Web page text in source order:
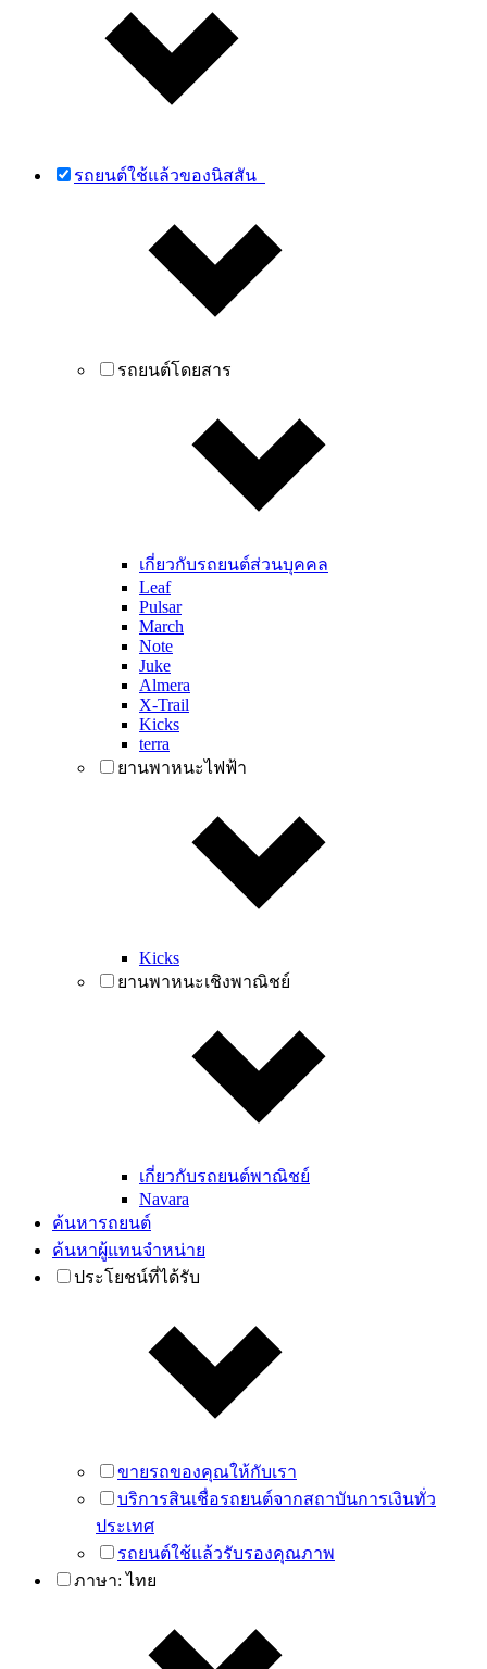
รถยนต์ใช้แล้วของนิสสัน
รถยนต์โดยสาร
เกี่ยวกับรถยนต์ส่วนบุคคล
Leaf
Pulsar
March
Note
Juke
Almera
X-Trail
Kicks
terra
ยานพาหนะไฟฟ้า
Kicks
ยานพาหนะเชิงพาณิชย์
เกี่ยวกับรถยนต์พาณิชย์
Navara
ค้นหารถยนต์
ค้นหาผู้แทนจำหน่าย
ประโยชน์ที่ได้รับ
ขายรถของคุณให้กับเรา
บริการสินเชื่อรถยนต์จากสถาบันการเงินทั่ว
ประเทศ
รถยนต์ใช้แล้วรับรองคุณภาพ
ภาษา:ไทย